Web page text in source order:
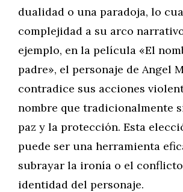
dualidad o una paradoja, lo
complejidad a su arco
ejemplo, en la película «El
padre», el personaje de Angel
contradice sus acciones
nombre que tradicionalmente
paz y la protección. Esta
puede ser una herramienta
subrayar la ironía o el
identidad del personaje.